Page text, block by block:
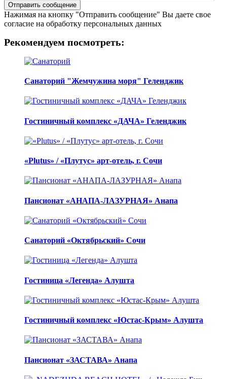
Нажимая на кнопку "Отправить сообщение" Вы даете свое
согласие на обработку персональных данных
Рекомендуем посмотреть:
Санаторий "Жемчужина моря" Геленджик
Гостиничный комплекс «ДАЧА» Геленджик
«Plutus» / «Плутус» арт-отель, г. Сочи
Пансионат «АНАПА-ЛАЗУРНАЯ» Анапа
Санаторий «Октябрьский» Сочи
Гостиница «Легенда» Алушта
Гостиничный комплекс «Юстас-Крым» Алушта
Пансионат «ЗАСТАВА» Анапа